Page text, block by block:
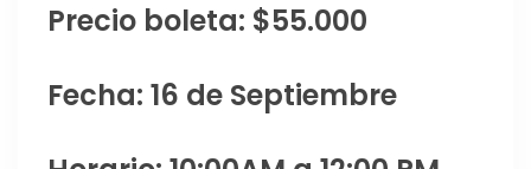
Precio boleta: $55.000
Fecha: 16 de Septiembre